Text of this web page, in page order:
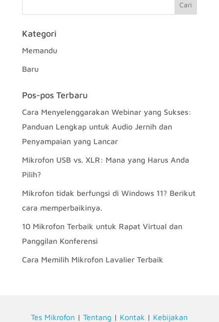
Kategori
Memandu
Baru
Pos-pos Terbaru
Cara Menyelenggarakan Webinar yang Sukses:
Panduan Lengkap untuk Audio Jernih dan
Penyampaian yang Lancar
Mikrofon USB vs. XLR: Mana yang Harus Anda
Pilih?
Mikrofon tidak berfungsi di Windows 11? Berikut
cara memperbaikinya.
10 Mikrofon Terbaik untuk Rapat Virtual dan
Panggilan Konferensi
Cara Memilih Mikrofon Lavalier Terbaik
Tes Mikrofon |Tentang | Kontak | Kebijakan